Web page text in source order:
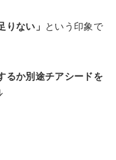
りない」 という印象で
るか別途チアシードを